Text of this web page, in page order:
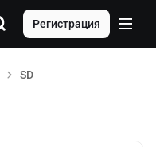
Регистрация
SD